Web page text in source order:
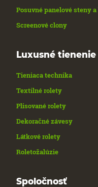
Posuvné panelové steny
Screenové clony
Luxusné tienenie
Tieniaca technika
Textilné rolety
Plisované rolety
Dekoračné závesy
Látkové rolety
Roletožalúzie
Spoločnosť